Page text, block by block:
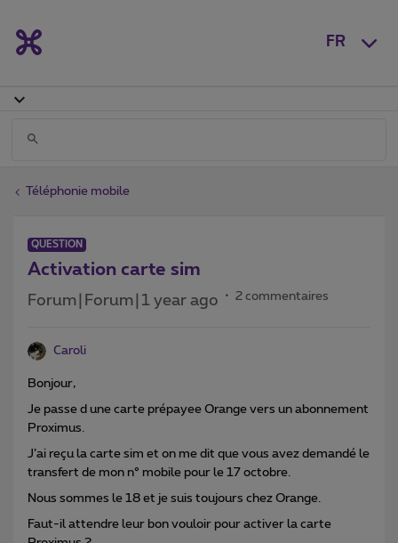
FR
Téléphonie mobile
QUESTION
Activation carte sim
Forum|Forum|1 year ago 2 commentaires
Caroli
Bonjour,
Je passe d une carte prépayee Orange vers un abonnement
Proximus.
J’ai reçu la carte sim et on me dit que vous avez demandé le
transfert de mon n° mobile pour le 17 octobre.
Nous sommes le 18 et je suis toujours chez Orange.
Faut-il attendre leur bon vouloir pour activer la carte